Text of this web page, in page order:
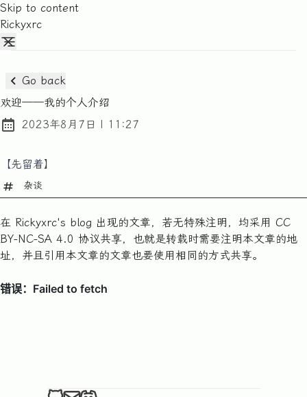
Skip to content
Rickyxrc
Go back
欢迎——我的个人介绍
Posted on:
2023年8月7日 at
11:27
【先留着】
杂谈
在 Rickyxrc's blog 出现的文章，若无特殊注明，均采用 CC
BY-NC-SA 4.0 协议共享，也就是转载时需要注明本文章的地
址，并且引用本文章的文章也要使用相同的方式共享。